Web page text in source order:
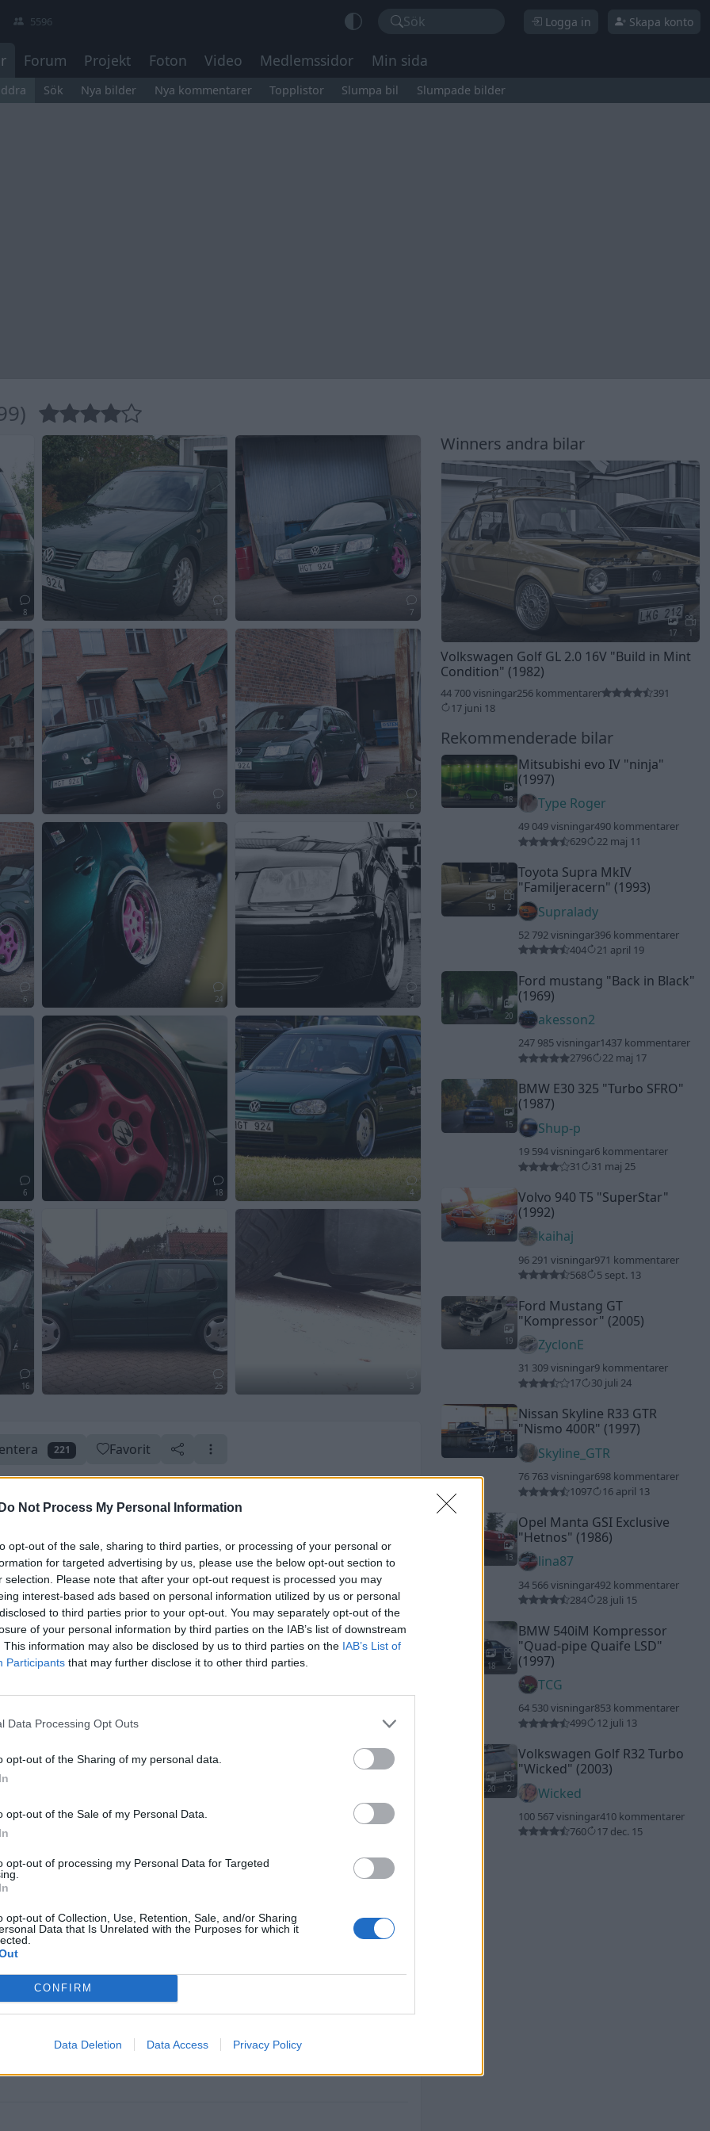
Not Process My Personal Information
opt-out of the sale, sharing to third parties, or processing of your personal or
for targeted advertising by us, please use the below opt-out section to
selection. Please note that after your opt-out request is processed you may
interest-based ads based on personal information utilized by us or personal
to third parties prior to your opt-out. You may separately opt-out of the
of your personal information by third parties on the IAB’s list of downstream
This information may also be disclosed by us to third parties on the IAB’s List of
Participants that may further disclose it to other third parties.
Data Processing Opt Outs
opt-out of the Sharing of my personal data.
opt-out of the Sale of my Personal Data.
opt-out of processing my Personal Data for Targeted
opt-out of Collection, Use, Retention, Sale, and/or Sharing
Data that Is Unrelated with the Purposes for which it
CONFIRM
Data Deletion Data Access Privacy Policy
5596 Sök Logga in Skapa konto
Forum Projekt Foton Video Medlemssidor Min sida
Sök Nya bilder Nya kommentarer Topplistor Slumpa bil Slumpade bilder
8 11 7
6 6
6 24 4
6 18 4
16 25
221 Favorit
3 januari 2012Skapad 13 juli 2010
ännu!
Winners andra bilar
17 1
Volkswagen Golf GL 2.0 16V "Build in Mint
Condition" (1982)
44 700 visningar256 kommentarer
391
17 juni 18
Rekommenderade bilar
18
Mitsubishi evo IV "ninja"
(1997)
Type Roger
49 049 visningar490 kommentarer
629
22 maj 11
15 2
Toyota Supra MkIV
"Familjeracern" (1993)
Supralady
52 792 visningar396 kommentarer
404
21 april 19
20
Ford mustang "Back in Black"
(1969)
akesson2
247 985 visningar1437 kommentarer
2796
22 maj 17
15
BMW E30 325 "Turbo SFRO"
(1987)
Shup-p
19 594 visningar6 kommentarer
31
31 maj 25
20 7
Volvo 940 T5 "SuperStar"
(1992)
kaihaj
96 291 visningar971 kommentarer
568
5 sept. 13
19
Ford Mustang GT
"Kompressor" (2005)
ZyclonE
31 309 visningar9 kommentarer
17
30 juli 24
17 14
Nissan Skyline R33 GTR
"Nismo 400R" (1997)
Skyline_GTR
76 763 visningar698 kommentarer
1097
16 april 13
13
Opel Manta GSI Exclusive
"Hetnos" (1986)
lina87
34 566 visningar492 kommentarer
284
28 juli 15
18 2
BMW 540iM Kompressor
"Quad-pipe Quaife LSD"
(1997)
TCG
64 530 visningar853 kommentarer
499
12 juli 13
20 2
Volkswagen Golf R32 Turbo
"Wicked" (2003)
Wicked
100 567 visningar410 kommentarer
760
17 dec. 15